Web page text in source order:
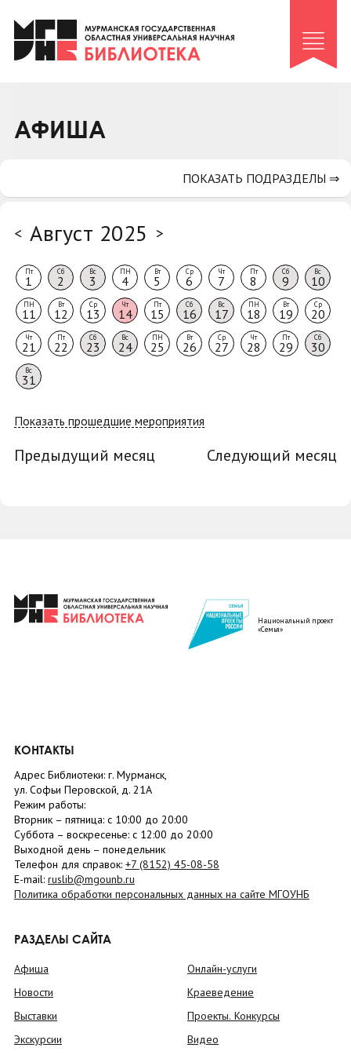
Клуб «Гиря и сельдерей»
Клуб «Семейный архив»
Коллегам
АФИША
< Август 2025 >
Пт
1
Сб
2
Вс
3
ПН
4
Вт
5
Ср
6
Чт
7
Пт
8
Сб
9
Вс
10
ПН
11
Вт
12
Ср
13
Чт
14
Пт
15
Сб
16
Вс
17
ПН
18
Вт
19
Ср
20
Чт
21
Пт
22
Сб
23
Вс
24
ПН
25
Вт
26
Ср
27
Чт
28
Пт
29
Сб
30
Вс
31
Показать прошедшие мероприятия
Предыдущий месяц Следующий месяц
ПОКАЗАТЬ ПОДРАЗДЕЛЫ ⇒
Национальный проект
«Семья»
КОНТАКТЫ
Адрес Библиотеки: г. Мурманск,
ул. Софьи Перовской, д. 21А
Режим работы:
Вторник – пятница: с 10:00 до 20:00
Суббота – воскресенье: c 12:00 до 20:00
Выходной день – понедельник
Телефон для справок: +7 (8152) 45-08-58
E-mail: ruslib@mgounb.ru
Политика обработки персональных данных на сайте МГОУНБ
РАЗДЕЛЫ САЙТА
Афиша
Новости
Выставки
Экскурсии
Онлайн-услуги
Краеведение
Проекты. Конкурсы
Видео